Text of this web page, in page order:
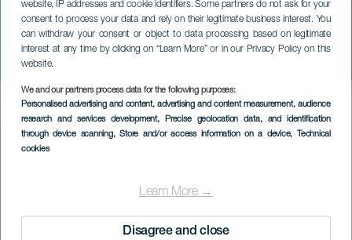
website, IP addresses and cookie identifiers. Some partners do not ask for your
consent to process your data and rely on their legitimate business interest. You
can withdraw your consent or object to data processing based on legitimate
interest at any time by clicking on “Learn More” or in our Privacy Policy on this
website.
We and our partners process data for the following purposes:
Personalised advertising and content, advertising and content measurement, audience
research and services development, Precise geolocation data, and identification
through device scanning, Store and/or access information on a device, Technical
cookies
Learn More →
Disagree and close
Trío Guiguan & Markus
Stockhausen
GRAN CANARIA
Imagen
Listado